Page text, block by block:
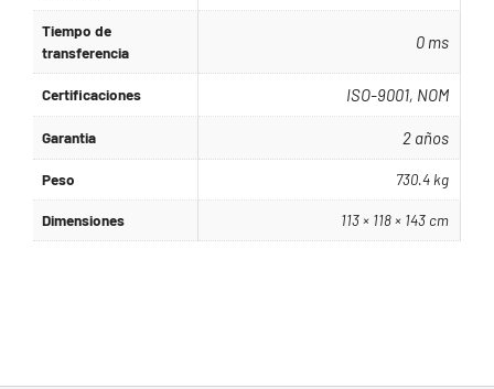
Tiempo de
transferencia
0 ms
Certificaciones ISO-9001, NOM
Garantia 2 años
Peso 730.4 kg
Dimensiones 113 × 118 × 143 cm